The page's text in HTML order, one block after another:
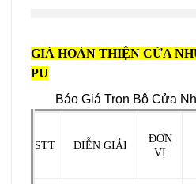
GIÁ HOÀN THIỆN CỬA
PU
Báo Giá Trọn Bộ Cửa
STT DIỄN GIẢI
ĐƠN
VỊ